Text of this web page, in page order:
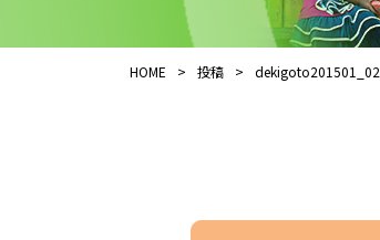
HOME > 投稿 > dekigoto201501_02